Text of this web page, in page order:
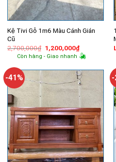
Kệ Tivi Gỗ 1m6 Màu Cánh Gián
Cũ
2,700,000₫ Giá
gốc
là:
1,200,000₫Giá
hiện
tại
1,200,000₫.
Còn hàng - Giao nhanh
-41% -